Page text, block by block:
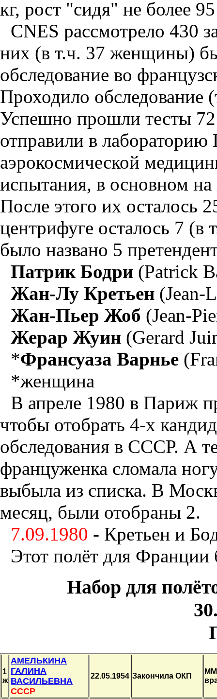
кг, рост "сидя" не более
CNES рассмотрело 430
них (в т.ч. 37 женщины)
обследование во
Проходило обследование
Успешно прошли тесты 72
отправили в
аэрокосмической
испытания, в основном
После этого их осталось
центрифуге осталось 7
было названо 5
Патрик Бодри (Patrick
Жан-Лу Кретьен (Jean-
Жан-Пьер Жоб (Jean-
Жерар Жуин (Gerard
*Франсуаза Варнье
*женщина
В апреле 1980 в Париж
чтобы отобрать 4-х
обследования в СССР. А
француженка сломала
выбыла из списка. В
месяц, были отобраны 2.
7.09.1980 - Кретьен и
Этот полёт для
Набор для
1
ж
АМЕЛЬКИНА
ГАЛИНА
ВАСИЛЬЕВНА
СССР
22.05.1954 Закончила ОКП